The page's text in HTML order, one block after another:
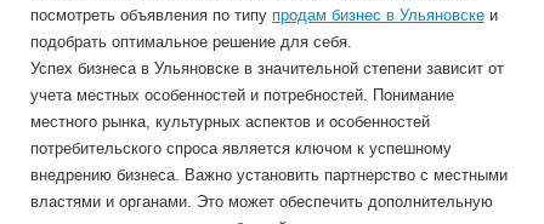
посмотреть объявления по типу продам бизнес в Ульяновске и
подобрать оптимальное решение для себя.
Успех бизнеса в Ульяновске в значительной степени зависит от
учета местных особенностей и потребностей. Понимание
местного рынка, культурных аспектов и особенностей
потребительского спроса является ключом к успешному
внедрению бизнеса. Важно установить партнерство с местными
властями и органами. Это может обеспечить дополнительную